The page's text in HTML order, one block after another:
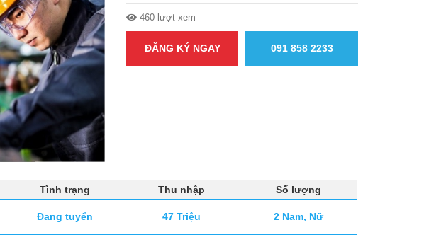
460 lượt xem
ĐĂNG KÝ NGAY 091 858 2233
Tình trạng Thu nhập Số lượng
Đang tuyển 47 Triệu 2 Nam, Nữ